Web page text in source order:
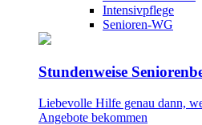
Intensivpflege
Senioren-WG
Stundenweise
Liebevolle Hilfe genau dann,
Angebote bekommen